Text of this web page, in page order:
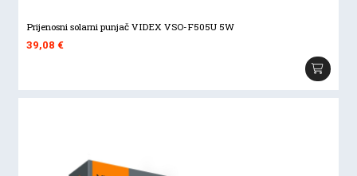
Prijenosni solarni punjač VIDEX VSO-F505U 5W
39,08€